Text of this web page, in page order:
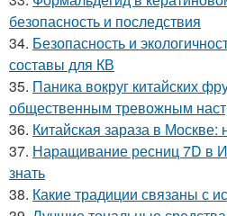
безопасность и последствия
34. Безопасность и
составы для КВ
35. Паника вокруг китайских
общественным тревожным
36. Китайская зараза в
37. Наращивание ресниц 7D в
знать
38. Какие традиции связаны с